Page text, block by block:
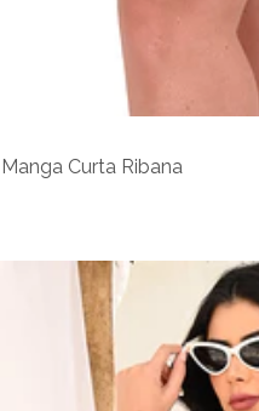
Curta Ribana